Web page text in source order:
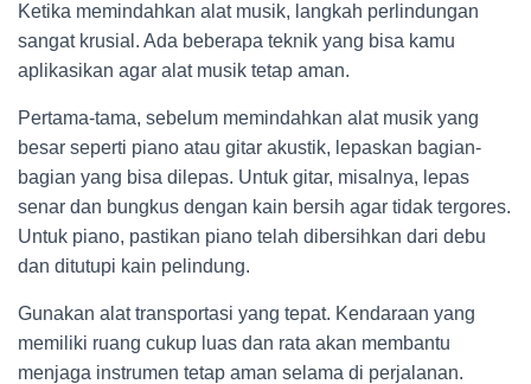
Ketika memindahkan alat musik, langkah perlindungan
sangat krusial. Ada beberapa teknik yang bisa kamu
aplikasikan agar alat musik tetap aman.
Pertama-tama, sebelum memindahkan alat musik yang
besar seperti piano atau gitar akustik, lepaskan bagian-
bagian yang bisa dilepas. Untuk gitar, misalnya, lepas
senar dan bungkus dengan kain bersih agar tidak tergores.
Untuk piano, pastikan piano telah dibersihkan dari debu
dan ditutupi kain pelindung.
Gunakan alat transportasi yang tepat. Kendaraan yang
memiliki ruang cukup luas dan rata akan membantu
menjaga instrumen tetap aman selama di perjalanan.